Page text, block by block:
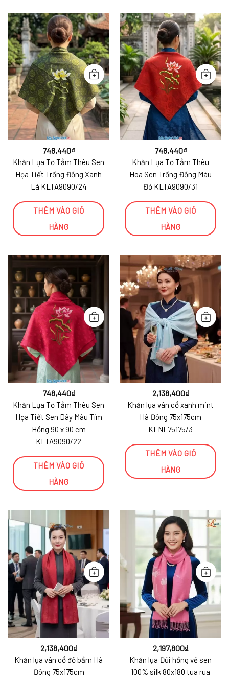
748,440₫
Khăn Lụa Tơ Tằm Thêu Sen
Họa Tiết Trống Đồng Xanh
Lá KLTA9090/24
THÊM VÀO GIỎ
HÀNG
748,440₫
Khăn Lụa Tơ Tằm Thêu
Hoa Sen Trống Đồng Màu
Đỏ KLTA9090/31
THÊM VÀO GIỎ
HÀNG
748,440₫
Khăn Lụa Tơ Tằm Thêu Sen
Họa Tiết Sen Dây Màu Tím
Hồng 90 x 90 cm
KLTA9090/22
THÊM VÀO GIỎ
HÀNG
2,138,400₫
Khăn lụa vân cổ xanh mint
Hà Đông 75x175cm
KLNL75175/3
THÊM VÀO GIỎ
HÀNG
2,138,400₫
Khăn lụa vân cổ đỏ bầm Hà
Đông 75x175cm
2,197,800₫
Khăn lụa Đũi hồng vẽ sen
100% silk 80x180 tua rua